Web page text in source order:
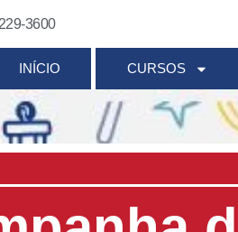
3600
INÍCIO CURSOS